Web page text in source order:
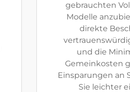
gebrauchten
Modelle
direkte
und die
Gemeinkosten
Einsparungen an
Sie leichter